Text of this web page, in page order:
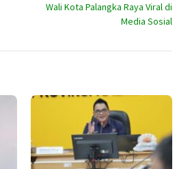
Wali Kota Palangka Raya Viral di
Media Sosial